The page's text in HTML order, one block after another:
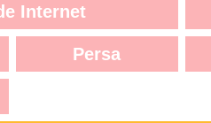
Internet
Persa